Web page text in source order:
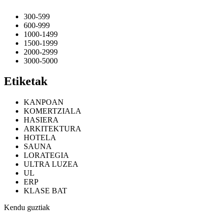
300-599
600-999
1000-1499
1500-1999
2000-2999
3000-5000
Etiketak
KANPOAN
KOMERTZIALA
HASIERA
ARKITEKTURA
HOTELA
SAUNA
LORATEGIA
ULTRA LUZEA
UL
ERP
KLASE BAT
Kendu guztiak